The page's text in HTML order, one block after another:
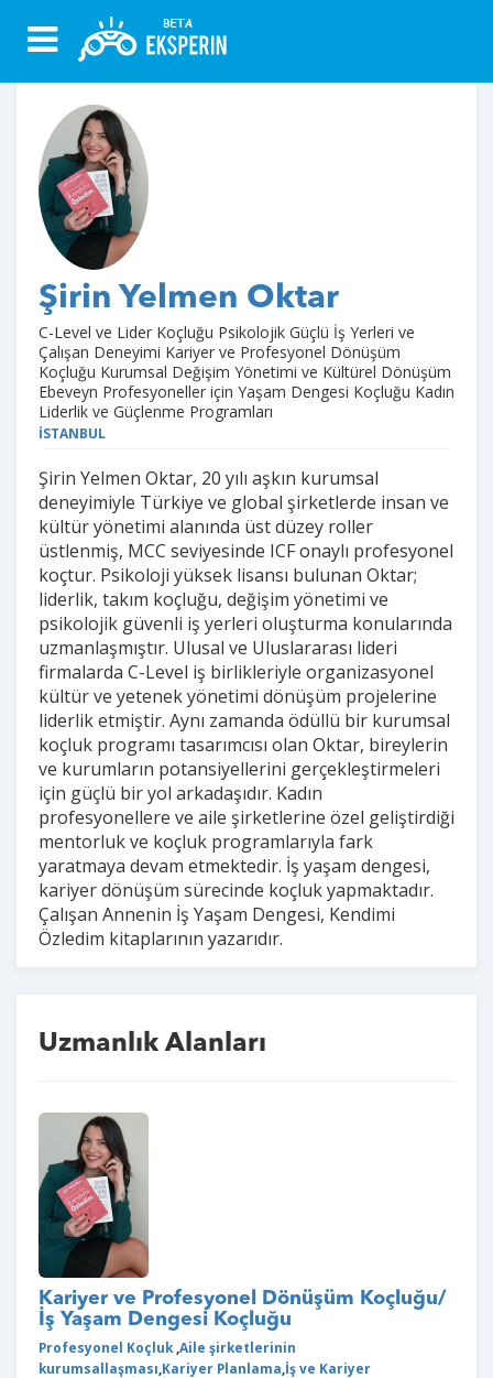
Şirin Yelmen Oktar
C-Level ve Lider Koçluğu Psikolojik Güçlü İş Yerleri ve
Çalışan Deneyimi Kariyer ve Profesyonel Dönüşüm
Koçluğu Kurumsal Değişim Yönetimi ve Kültürel Dönüşüm
Ebeveyn Profesyoneller için Yaşam Dengesi Koçluğu Kadın
Liderlik ve Güçlenme Programları
İSTANBUL
Şirin Yelmen Oktar, 20 yılı aşkın kurumsal
deneyimiyle Türkiye ve global şirketlerde insan ve
kültür yönetimi alanında üst düzey roller
üstlenmiş, MCC seviyesinde ICF onaylı profesyonel
koçtur. Psikoloji yüksek lisansı bulunan Oktar;
liderlik, takım koçluğu, değişim yönetimi ve
psikolojik güvenli iş yerleri oluşturma konularında
uzmanlaşmıştır. Ulusal ve Uluslararası lideri
firmalarda C-Level iş birlikleriyle organizasyonel
kültür ve yetenek yönetimi dönüşüm projelerine
liderlik etmiştir. Aynı zamanda ödüllü bir kurumsal
koçluk programı tasarımcısı olan Oktar, bireylerin
ve kurumların potansiyellerini gerçekleştirmeleri
için güçlü bir yol arkadaşıdır. Kadın
profesyonellere ve aile şirketlerine özel geliştirdiği
mentorluk ve koçluk programlarıyla fark
yaratmaya devam etmektedir. İş yaşam dengesi,
kariyer dönüşüm sürecinde koçluk yapmaktadır.
Çalışan Annenin İş Yaşam Dengesi, Kendimi
Özledim kitaplarının yazarıdır.
Uzmanlık Alanları
Kariyer ve Profesyonel Dönüşüm Koçluğu/
İş Yaşam Dengesi Koçluğu
Profesyonel Koçluk Aile şirketlerinin
kurumsallaşması Kariyer Planlama İş ve Kariyer